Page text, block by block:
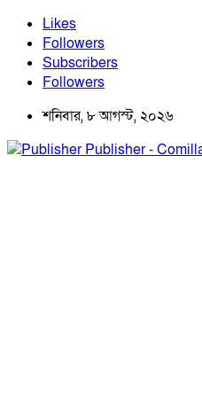
Likes
Followers
Subscribers
Followers
শনিবার, ৮ আগস্ট, ২০২৬
Publisher -